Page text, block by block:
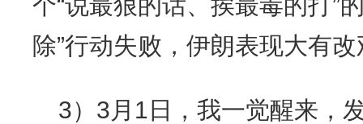
除”行动失败，伊朗表现大有
3）3月1日，我一觉醒来，